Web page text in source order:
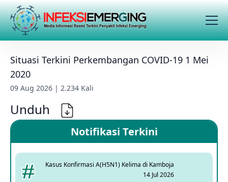
Situasi Terkini Perkembangan COVID-19 1 Mei
2020
09 Aug 2026 | 2.234 Kali
Unduh
Notifikasi Terkini
Kasus Konfirmasi A(H5N1) Kelima di Kamboja
14 Jul 2026